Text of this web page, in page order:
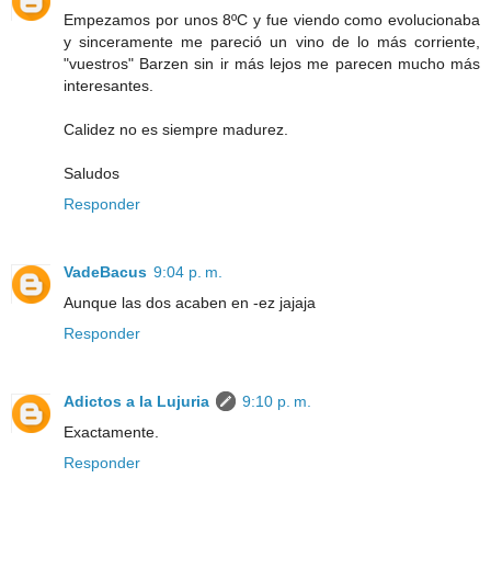
Empezamos por unos 8ºC y fue viendo como evolucionaba
y sinceramente me pareció un vino de lo más corriente,
"vuestros" Barzen sin ir más lejos me parecen mucho más
interesantes.
Calidez no es siempre madurez.
Saludos
Responder
VadeBacus 9:04 p. m.
Aunque las dos acaben en -ez jajaja
Responder
Adictos a la Lujuria
9:10 p. m.
Exactamente.
Responder